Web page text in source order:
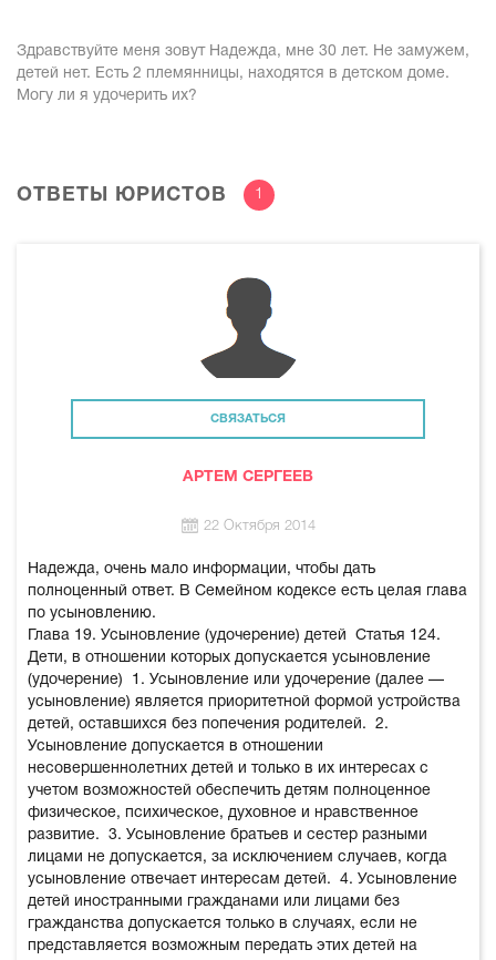
Здравствуйте меня зовут Надежда, мне 30 лет. Не замужем,
детей нет. Есть 2 племянницы, находятся в детском доме.
Могу ли я удочерить их?
ОТВЕТЫ ЮРИСТОВ 1
СВЯЗАТЬСЯ
АРТЕМ СЕРГЕЕВ
22 Октября 2014
Надежда, очень мало информации, чтобы дать
полноценный ответ. В Семейном кодексе есть целая глава
по усыновлению.
Глава 19. Усыновление (удочерение) детей
Статья 124.
Дети, в отношении которых допускается усыновление
(удочерение)
1. Усыновление или удочерение (далее —
усыновление) является приоритетной формой устройства
детей, оставшихся без попечения родителей.
2.
Усыновление допускается в отношении
несовершеннолетних детей и только в их интересах с
учетом возможностей обеспечить детям полноценное
физическое, психическое, духовное и нравственное
развитие.
3. Усыновление братьев и сестер разными
лицами не допускается, за исключением случаев, когда
усыновление отвечает интересам детей.
4. Усыновление
детей иностранными гражданами или лицами без
гражданства допускается только в случаях, если не
представляется возможным передать этих детей на